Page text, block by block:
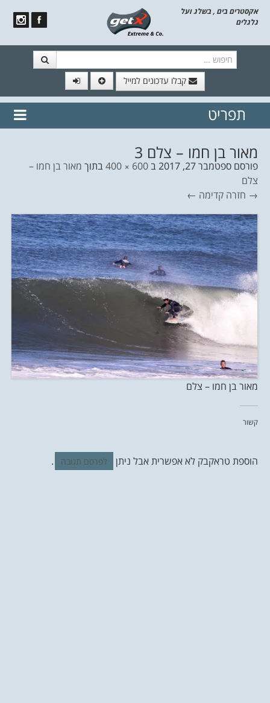
אקסטרים בים , בשלג ועל
גלגלים
קבלו עדכונים למייל
// הצטרף לרשימת תפוצה!
נשמח
תפריט
מאור בן חמו – צלם 3
פורסם ספטמבר 27, 2017 ב600 × 400 בתוך מאור בן חמו –
צלם
→ חזרה קדימה ←
מאור בן חמו – צלם
קשור
הוספת טראקבק לא אפשרית אבל ניתן לפרסם תגובה .